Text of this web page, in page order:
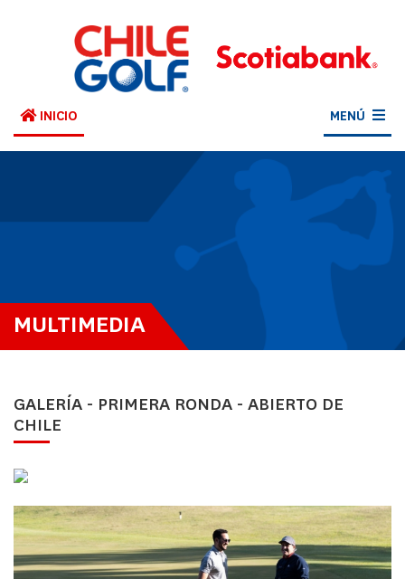
INICIO MENÚ
MULTIMEDIA
GALERÍA - PRIMERA RONDA - ABIERTO DE
CHILE